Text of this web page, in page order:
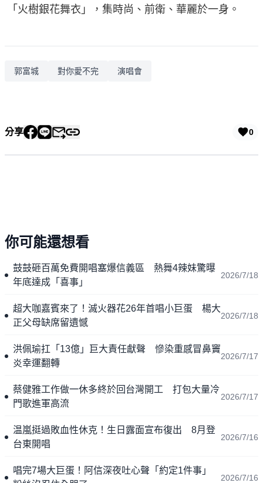
「火樹銀花舞衣」，集時尚、前衛、華麗於一身。
郭富城 對你愛不完 演唱會
分享 0
你可能還想看
鼓鼓砸百萬免費開唱塞爆信義區 熱舞4辣妹驚曝
年底達成「喜事」
2026/7/18
超大咖嘉賓來了！滅火器花26年首唱小巨蛋 楊大
正父母缺席留遺憾
2026/7/18
洪佩瑜扛「13億」巨大責任獻聲 慘染重感冒鼻竇
炎幸運翻轉
2026/7/17
蔡健雅工作做一休多終於回台灣開工 打包大量冷
門歌進軍高流
2026/7/17
温嵐挺過敗血性休克！生日露面宣布復出 8月登
台東開唱
2026/7/16
唱完7場大巨蛋！阿信深夜吐心聲「約定1件事」
2026/7/16